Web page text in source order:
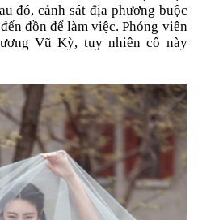
đó, cảnh sát địa phương buộc
đồn để làm việc. Phóng viên
Vũ Kỳ, tuy nhiên cô này